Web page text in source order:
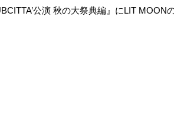
CITTA’公演 秋の大祭典編』にLIT MOON